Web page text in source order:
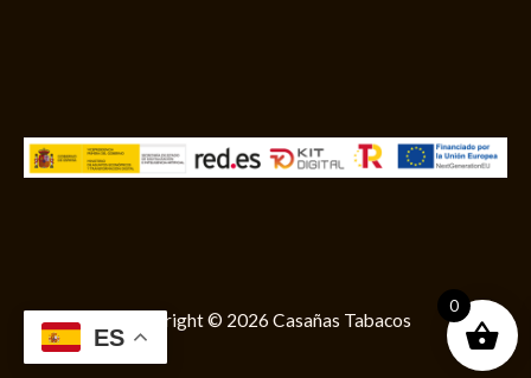
Copyright © 2026 Casañas Tabacos
ES
0